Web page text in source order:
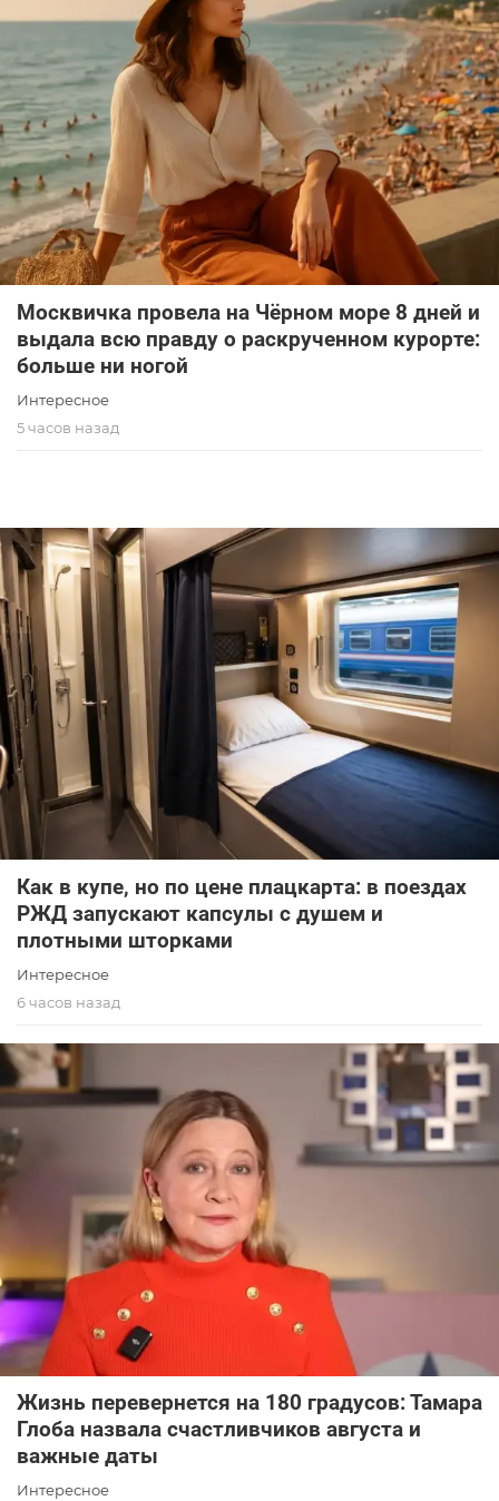
Москвичка провела на Чёрном море 8 дней и
выдала всю правду о раскрученном курорте:
больше ни ногой
Интересное
5 часов назад
Как в купе, но по цене плацкарта: в поездах
РЖД запускают капсулы с душем и
плотными шторками
Интересное
6 часов назад
Жизнь перевернется на 180 градусов: Тамара
Глоба назвала счастливчиков августа и
важные даты
Интересное